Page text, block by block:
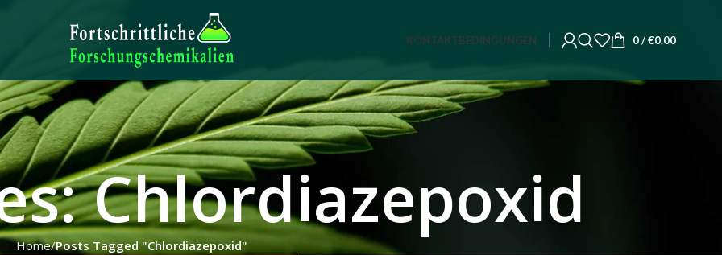
KONTAKTBEDINGUNGEN 0/ €0.00
Chlordiazepoxid
Home Posts Tagged "Chlordiazepoxid"